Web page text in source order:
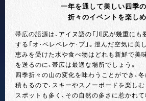
一年を通して美しい四季
折々のイベントを楽し
帯広の語源は、アイヌ語の「川尻が幾重にも
する「オ・ペレペレケ・プ」。澄んだ空気に
恵みを受けた水や食べ物はどれも新鮮で美
を送るのに、帯広は最適な場所でしょう。
四季折々の山の変化を味わうことができ、
積もるので、スキーやスノーボードを楽し
スポットも多く、その自然の多さに惹かれ